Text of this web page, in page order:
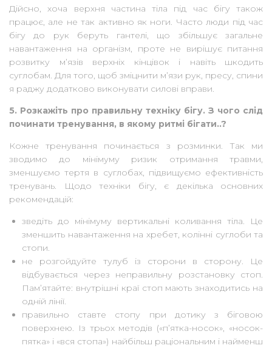
Дійсно, хоча верхня частина тіла під час бігу також
працює, але не так активно як ноги. Часто люди під час
бігу до рук беруть гантелі, що збільшує загальне
навантаження на організм, проте не вирішує питання
розвитку м’язів верхніх кінцівок і навіть шкодить
суглобам. Для того, щоб зміцнити м’язи рук, пресу, спини
я раджу додатково виконувати силові вправи.
5. Розкажіть про правильну техніку бігу. З чого слід
починати тренування, в якому ритмі бігати..?
Кожне тренування починається з розминки. Так ми
зводимо до мінімуму ризик отримання травми,
зменшуємо тертя в суглобах, підвищуємо ефективність
тренувань. Щодо техніки бігу, є декілька основних
рекомендацій:
зведіть до мінімуму вертикальні коливання тіла. Це
зменшить навантаження на хребет, колінні суглоби та
стопи.
не розгойдуйте тулуб із сторони в сторону. Це
відбувається через неправильну розстановку стоп.
Пам’ятайте: внутрішні краї стоп мають знаходитись на
одній лінії.
правильно ставте стопу при дотику з біговою
поверхнею. Із трьох методів («п’ятка-носок», «носок-
пятка» і «вся стопа») найбільш раціональним і найменш